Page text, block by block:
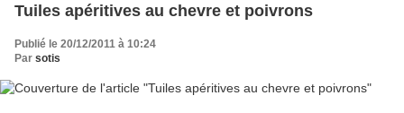
Tuiles apéritives au chevre et poivrons
Publié le 20/12/2011 à 10:24
Par sotis